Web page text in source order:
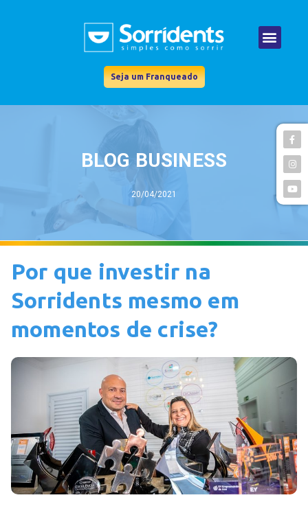
Seja um Franqueado
BLOG BUSINESS
20/04/2021
Por que investir na
Sorridents mesmo em
momentos de crise?